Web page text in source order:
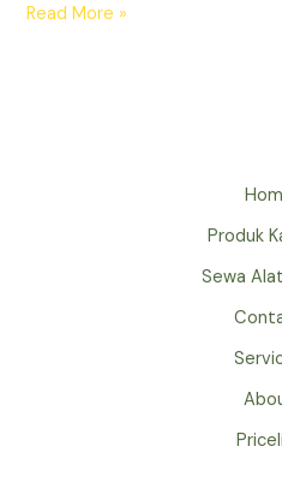
SEWA
Read More »
Produk
Sewa